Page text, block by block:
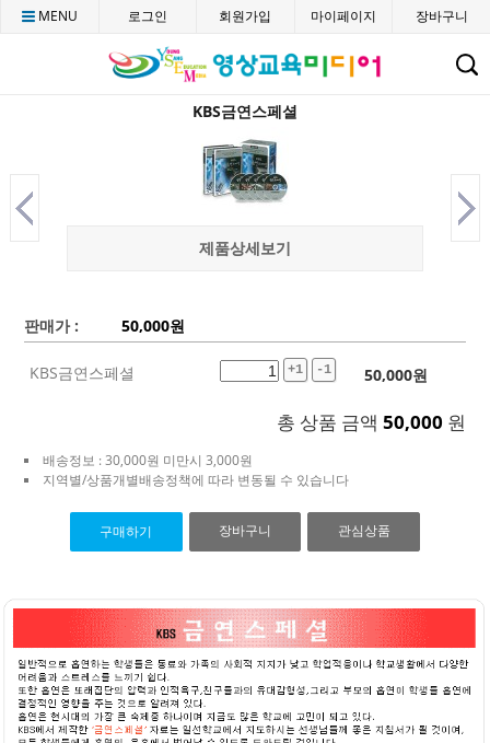
CMENU 로그인 회원가입 마이페이지 장바구니
KBS금연스페셜
제품상세보기
판매가 : 50,000원
KBS금연스페셜 +1 -1 50,000원
총 상품 금액 50,000 원
배송정보 : 30,000원 미만시 3,000원
지역별/상품개별배송정책에 따라 변동될 수 있습니다
구매하기 장바구니 관심상품